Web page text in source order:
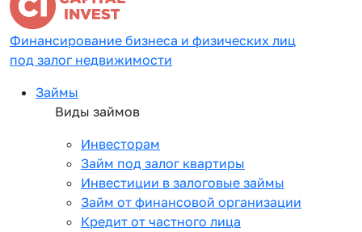
Финансирование бизнеса и физических лиц
под залог недвижимости
Займы
Виды займов
Инвесторам
Займ под залог квартиры
Инвестиции в залоговые займы
Займ от финансовой организации
Кредит от частного лица